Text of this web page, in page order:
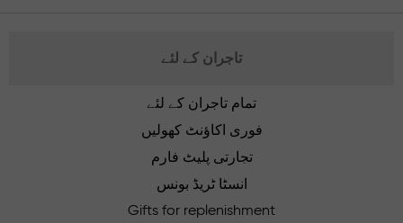
تاجران کے لئے
تمام تاجران کے لئے
فوری اکاؤنٹ کھولیں
تجارتی پلیٹ فارم
انسٹا ٹریڈ بونس
Gifts for replenishment